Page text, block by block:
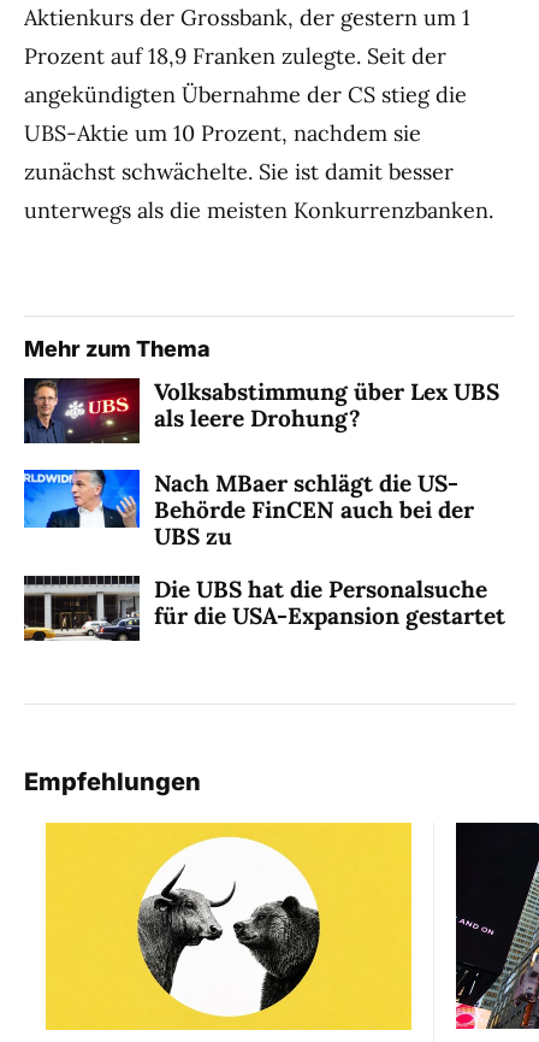
Aktienkurs der Grossbank, der gestern um 1
Prozent auf 18,9 Franken zulegte. Seit der
angekündigten Übernahme der CS stieg die
UBS-Aktie um 10 Prozent, nachdem sie
zunächst schwächelte. Sie ist damit besser
unterwegs als die meisten Konkurrenzbanken.
Mehr zum Thema
Volksabstimmung über Lex UBS
als leere Drohung?
Nach MBaer schlägt die US-
Behörde FinCEN auch bei der
UBS zu
Die UBS hat die Personalsuche
für die USA-Expansion gestartet
Empfehlungen